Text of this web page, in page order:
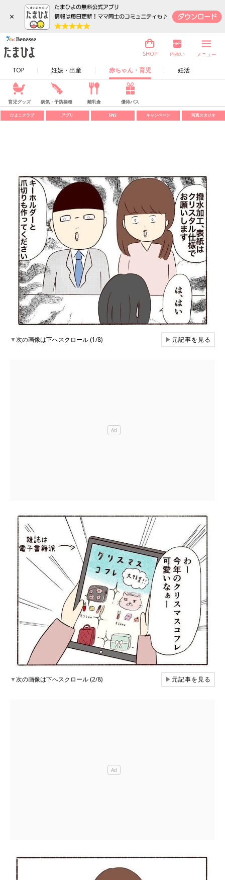
×
TOP 妊娠・出産 赤ちゃん・育児 妊活
SHOP 内祝い メニュー
育児グッズ 病気・予防接種 離乳食 優待パス
ひよこクラブ アプリ SNS キャンペーン 写真スタジオ
▼次の画像は下へスクロール (1/8) ▶元記事を見る
▼次の画像は下へスクロール (2/8) ▶元記事を見る